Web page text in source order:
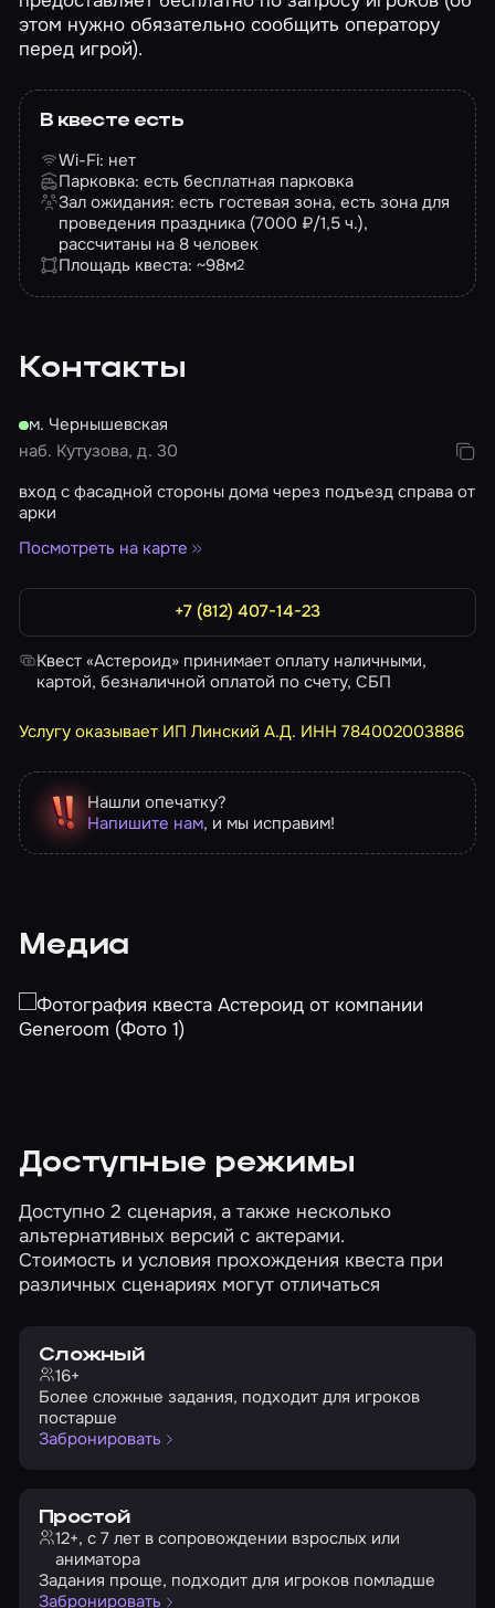
этом нужно обязательно сообщить оператору
перед игрой).
В квесте есть
Wi-Fi: нет
Парковка: есть бесплатная парковка
Зал ожидания: есть гостевая зона, есть зона для
проведения праздника (7000 ₽/1,5 ч.),
рассчитаны на 8 человек
Площадь квеста: ~98м2
Контакты
м. Чернышевская
наб. Кутузова, д. 30
вход с фасадной стороны дома через подъезд справа от
арки
Посмотреть на карте
+7 (812) 407-14-23
Квест «Астероид» принимает оплату наличными,
картой, безналичной оплатой по счету, СБП
Услугу оказывает ИП Линский А.Д. ИНН 784002003886
Нашли опечатку?
Напишите нам, и мы исправим!
Медиа
Доступные режимы
Доступно 2 сценария, а также несколько
альтернативных версий с актерами.
Стоимость и условия прохождения квеста при
различных сценариях могут отличаться
Сложный
16+
Более сложные задания, подходит для игроков
постарше
Забронировать
Простой
12+, с 7 лет в сопровождении взрослых или
аниматора
Задания проще, подходит для игроков помладше
Забронировать